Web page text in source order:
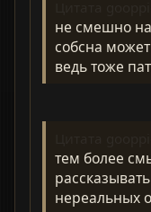
не смешно
собсна
ведь тоже
тем более
нереальных